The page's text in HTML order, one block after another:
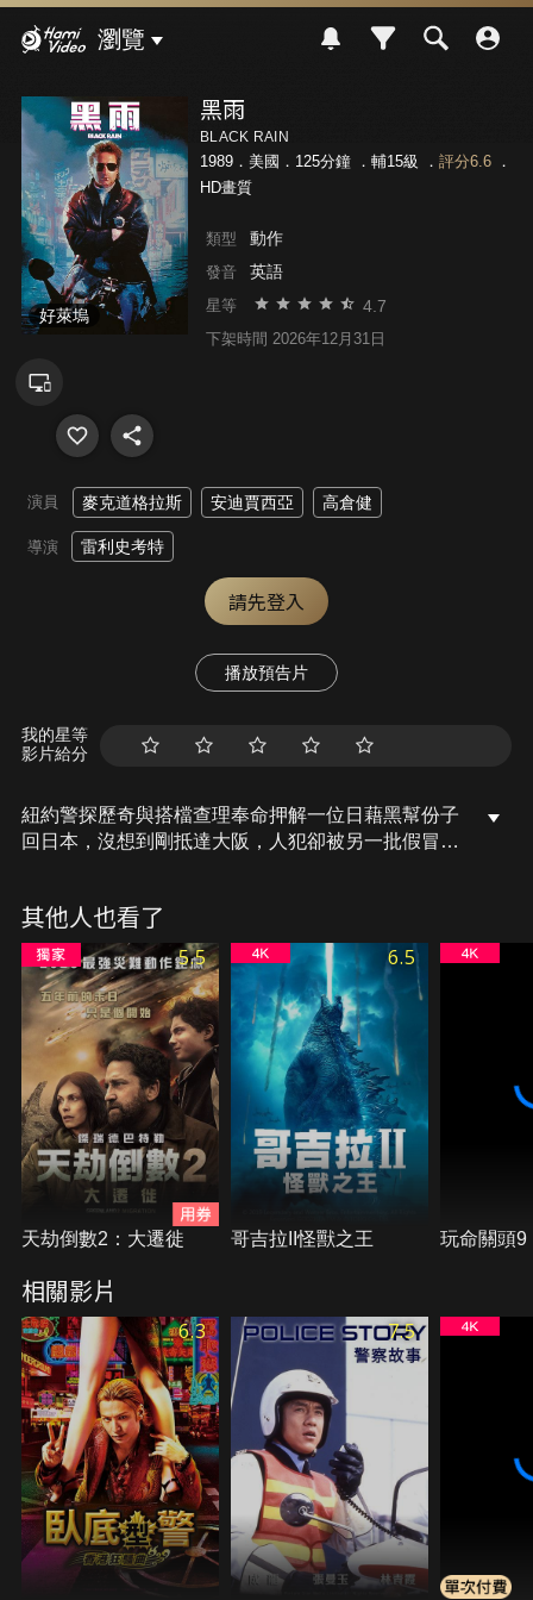
瀏覽
好萊塢
黑雨
BLACK RAIN
1989．美國．125分鐘 ． 輔15級 ． 評分6.6．
HD畫質
類型 動作
發音 英語
星等 4.7
下架時間 2026年12月31日
演員 麥克道格拉斯 安迪賈西亞 高倉健
導演 雷利史考特
請先登入
播放預告片
我的星等
影片給分
紐約警探歷奇與搭檔查理奉命押解一位日藉黑幫份子
回日本，沒想到剛抵達大阪，人犯卻被另一批假冒警
查理，面對伺機伏擊的黑道勢力該如何全身而退？
其他人也看了
5.5
天劫倒數2：大遷徙
6.5
哥吉拉II怪獸之王 玩命關頭9
相關影片
6.3 7.5